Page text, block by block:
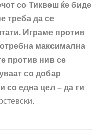
со Тиквеш ќе биде
треба да се
Играме против
максимална
против нив се
со добар
една цел – да ги